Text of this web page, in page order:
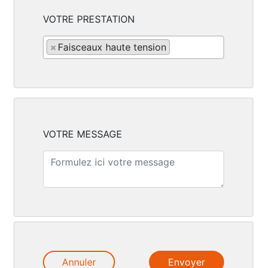
VOTRE PRESTATION
× Faisceaux haute tension
VOTRE MESSAGE
Annuler